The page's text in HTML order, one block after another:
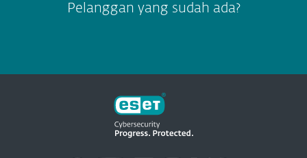
Pelanggan yang sudah ada?